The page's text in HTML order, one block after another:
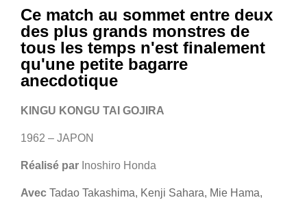
Ce match au sommet entre deux
des plus grands monstres de
tous les temps n'est finalement
qu'une petite bagarre
anecdotique
KINGU KONGU TAI GOJIRA
1962 – JAPON
Réalisé par Inoshiro Honda
Avec Tadao Takashima, Kenji Sahara, Mie Hama,